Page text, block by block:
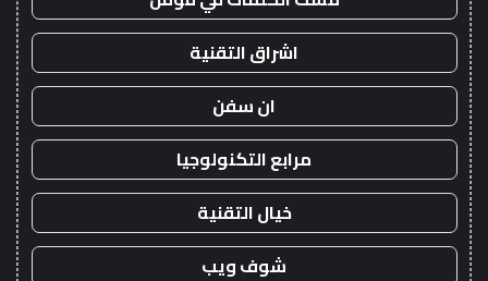
اشراق التقنية
ان سفن
مرابع التكنولوجيا
خيال التقنية
شوف ويب